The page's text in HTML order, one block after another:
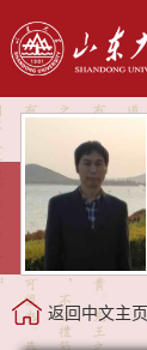
返回中文主页